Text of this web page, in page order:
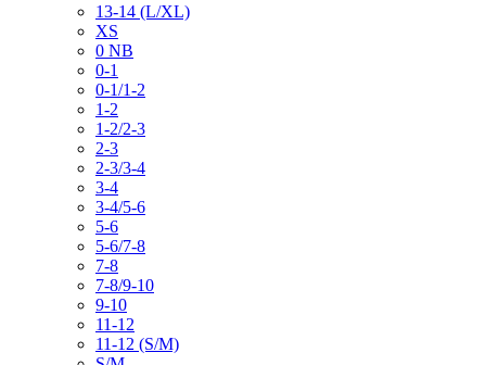
13-14 (L/XL)
XS
0 NB
0-1
0-1/1-2
1-2
1-2/2-3
2-3
2-3/3-4
3-4
3-4/5-6
5-6
5-6/7-8
7-8
7-8/9-10
9-10
11-12
11-12 (S/M)